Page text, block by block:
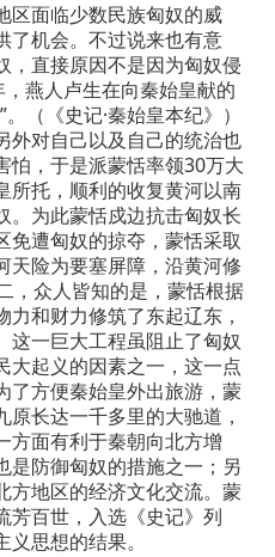
面临少数民族匈奴的威
了机会。不过说来也有意
，直接原因不是因为匈奴侵
燕人卢生在向秦始皇献的
（《史记·秦始皇本纪》）
外对自己以及自己的统治也
怕，于是派蒙恬率领30万大
所托，顺利的收复黄河以南
。为此蒙恬戍边抗击匈奴长
免遭匈奴的掠夺，蒙恬采取
天险为要塞屏障，沿黄河修
，众人皆知的是，蒙恬根据
和财力修筑了东起辽东，
这一巨大工程虽阻止了匈奴
大起义的因素之一，这一点
了方便秦始皇外出旅游，蒙
长达一千多里的大驰道，
方面有利于秦朝向北方增
是防御匈奴的措施之一；另
方地区的经济文化交流。蒙
芳百世，入选《史记》列
思想的结果。